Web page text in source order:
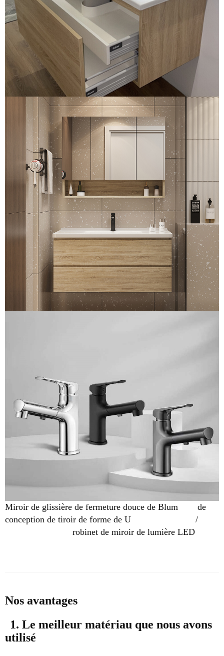
Miroir de glissière de fermeture douce de Blum
de
conception de tiroir de forme de U
/
robinet de miroir de lumière LED
Nos avantages
1. Le meilleur matériau que nous avons
utilisé